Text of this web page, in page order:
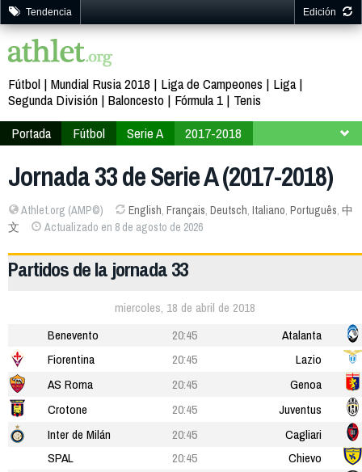
Tendencia Edición
Fútbol Mundial Rusia 2018 Liga de Campeones
Liga
Segunda División Baloncesto Fórmula 1
Tenis
Portada
Fútbol Serie A
2017-2018
Jornada 33 de Serie A (2017-2018)
Athlet.org (AMP©) English, Français, Deutsch, Italiano, Português, 中
文
Actualizado en 8 de agosto de 2026
Partidos de la jornada 33
miercoles, 18 de abril de 2018
Benevento
20:45
Atalanta
Fiorentina
20:45
Lazio
AS Roma
20:45
Genoa
Crotone
20:45
Juventus
Inter de Milán
20:45
Cagliari
SPAL
20:45
Chievo